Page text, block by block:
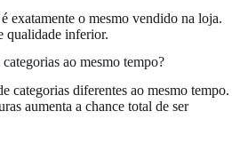
exatamente o mesmo vendido na loja.
qualidade inferior.
ao mesmo tempo?
categorias diferentes ao mesmo tempo.
aumenta a chance total de ser